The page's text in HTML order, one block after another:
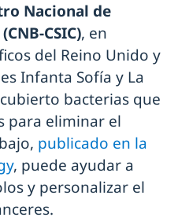
Nacional de
CSIC), en
del Reino Unido y
Infanta Sofía y La
bacterias que
para eliminar el
publicado en la
, puede ayudar a
y personalizar el